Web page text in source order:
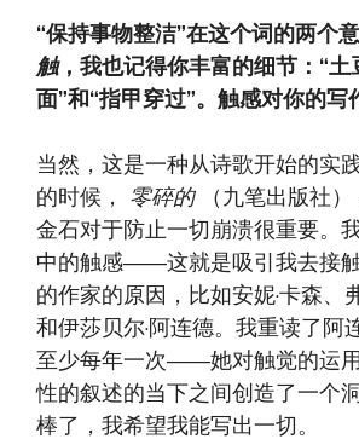
“保持事物整洁”在这个词的两个
触，我也记得你丰富的细节：“
面”和“指甲穿过”。触感对你的写
当然，这是一种从诗歌开始的实
的时候， 零碎的
（九笔出版社
金石对于防止一切崩溃很重要。
中的触感——这就是吸引我去接
的作家的原因，比如安妮·卡森、
和伊莎贝尔·阿连德。我重读了阿
至少每年一次——她对触觉的运
性的叙述的当下之间创造了一个
棒了，我希望我能写出一切。